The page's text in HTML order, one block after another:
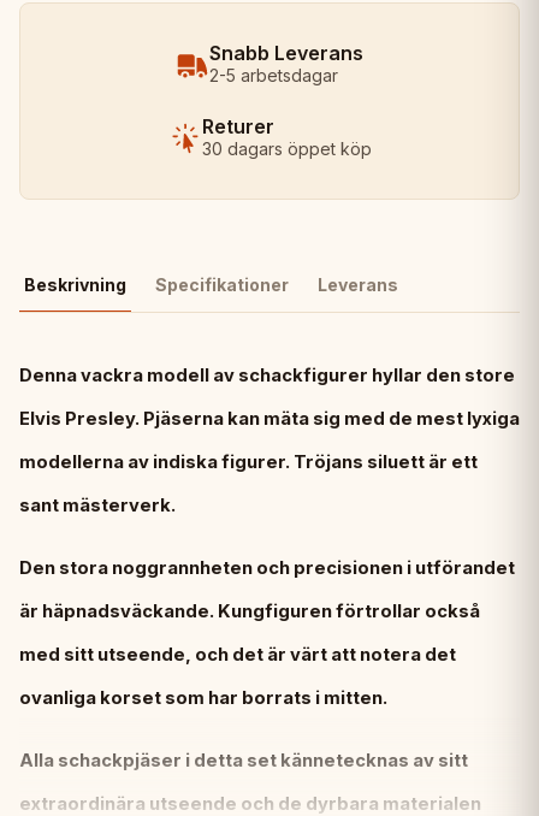
Snabb Leverans
2-5 arbetsdagar
Returer
30 dagars öppet köp
Beskrivning Specifikationer Leverans
Denna vackra modell av schackfigurer hyllar den store
Elvis Presley. Pjäserna kan mäta sig med de mest lyxiga
modellerna av indiska figurer. Tröjans siluett är ett
sant mästerverk.
Den stora noggrannheten och precisionen i utförandet
är häpnadsväckande. Kungfiguren förtrollar också
med sitt utseende, och det är värt att notera det
ovanliga korset som har borrats i mitten.
Alla schackpjäser i detta set kännetecknas av sitt
extraordinära utseende och de dyrbara materialen